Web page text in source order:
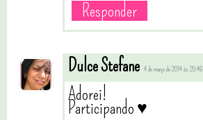
Responder
Dulce Stefane 4 de março de 2014 às 20:46
Adorei!
Participando ♥